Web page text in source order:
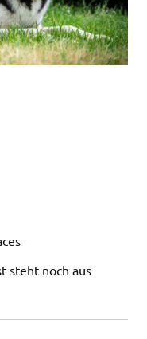
steht noch aus